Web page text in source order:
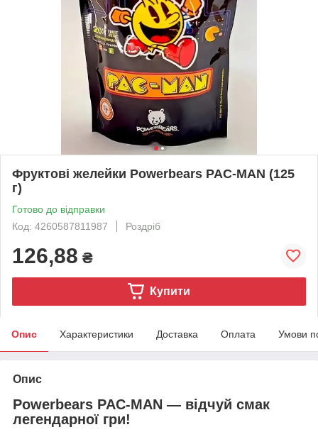
Фруктові желейки Powerbears PAC-MAN (125
г)
Готово до відправки
Код: 4260587811987
Роздріб
126,88 ₴
Купити
Опис Характеристики Доставка Оплата Умови
Опис
Powerbears PAC-MAN — відчуй смак
легендарної гри!